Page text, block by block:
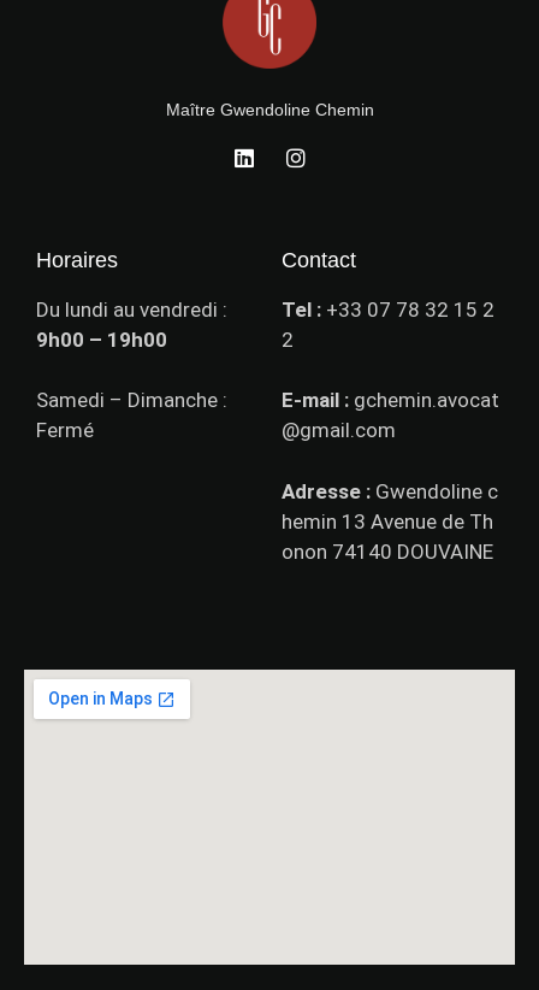
Maître Gwendoline Chemin
Horaires
Du lundi au vendredi :
9h00 – 19h00
Samedi – Dimanche :
Fermé
Contact
Tel : +33 07 78 32 15 2
2
E-mail : gchemin.avocat
@gmail.com
Adresse : Gwendoline c
hemin 13 Avenue de Th
onon 74140 DOUVAINE